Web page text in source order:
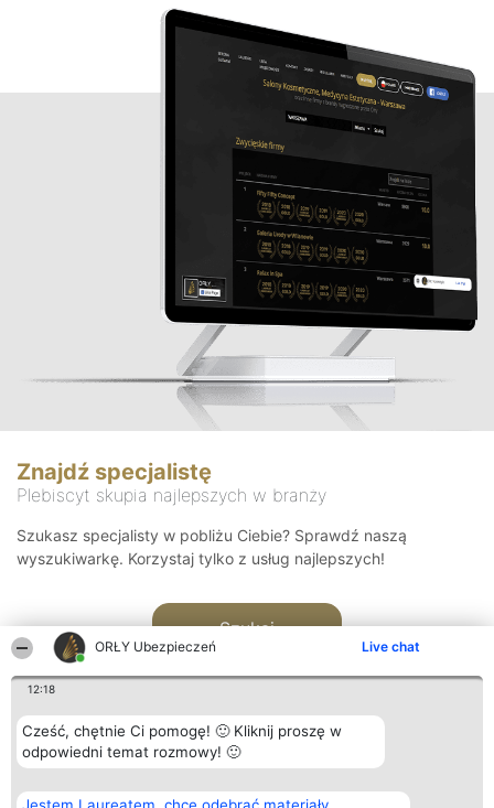
ORŁY Ubezpieczeń Live chat
12:18
Cześć, chętnie Ci pomogę! 🙂 Kliknij proszę w
odpowiedni temat rozmowy! 🙂
Znajdź specjalistę
Plebiscyt skupia najlepszych w branży
Szukasz specjalisty w pobliżu Ciebie? Sprawdź naszą
wyszukiwarkę. Korzystaj tylko z usług najlepszych!
Szukaj
Organizator plebiscytu Plebiscyt Kontakt